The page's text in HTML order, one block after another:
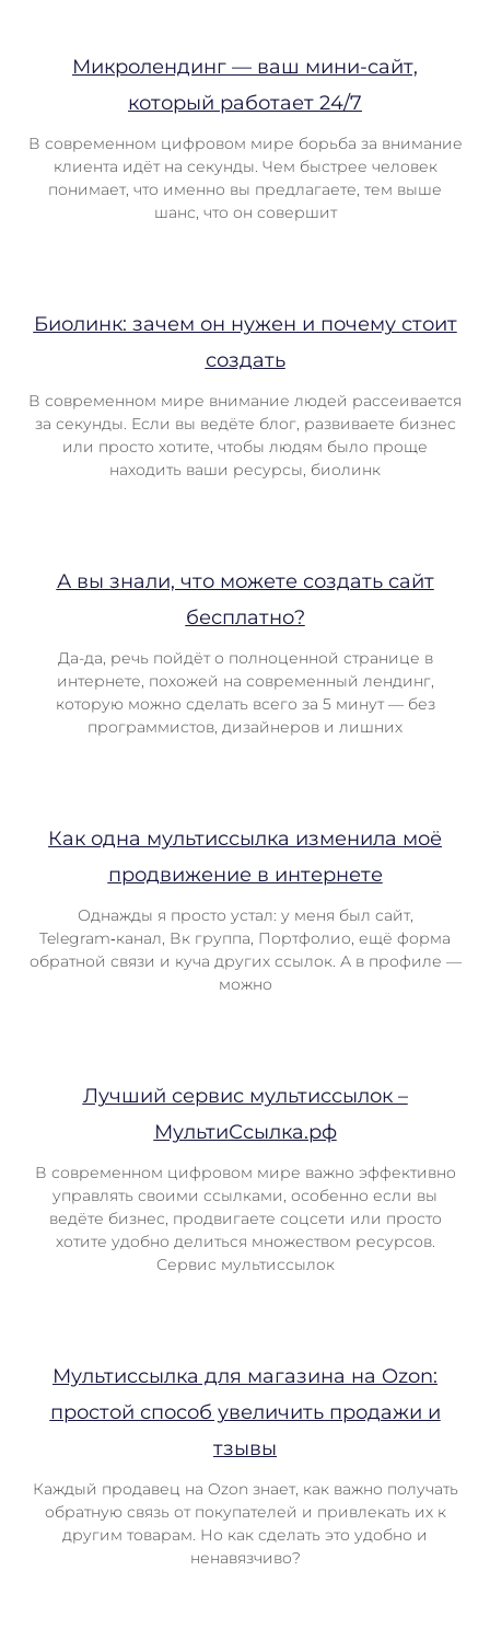
Микролендинг — ваш мини-сайт,
который работает 24/7
В современном цифровом мире борьба за внимание
клиента идёт на секунды. Чем быстрее человек
понимает, что именно вы предлагаете, тем выше
шанс, что он совершит
Биолинк: зачем он нужен и почему стоит
создать
В современном мире внимание людей рассеивается
за секунды. Если вы ведёте блог, развиваете бизнес
или просто хотите, чтобы людям было проще
находить ваши ресурсы, биолинк
А вы знали, что можете создать сайт
бесплатно?
Да-да, речь пойдёт о полноценной странице в
интернете, похожей на современный лендинг,
которую можно сделать всего за 5 минут — без
программистов, дизайнеров и лишних
Как одна мультиссылка изменила моё
продвижение в интернете
Однажды я просто устал: у меня был сайт,
Telegram‑канал, Вк группа, Портфолио, ещё форма
обратной связи и куча других ссылок. А в профиле —
можно
Лучший сервис мультиссылок –
МультиСсылка.рф
В современном цифровом мире важно эффективно
управлять своими ссылками, особенно если вы
ведёте бизнес, продвигаете соцсети или просто
хотите удобно делиться множеством ресурсов.
Сервис мультиссылок
Мультиссылка для магазина на Ozon:
простой способ увеличить продажи и
тзывы
Каждый продавец на Ozon знает, как важно получать
обратную связь от покупателей и привлекать их к
другим товарам. Но как сделать это удобно и
ненавязчиво?